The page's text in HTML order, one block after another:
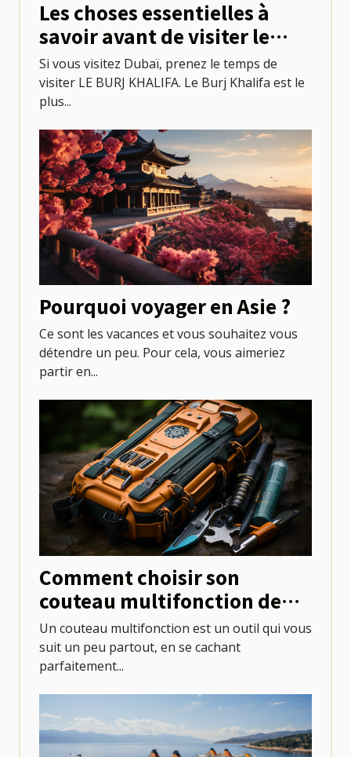
Les choses essentielles à
savoir avant de visiter le
Burj khalifa
Si vous visitez Dubaï, prenez le temps de
visiter LE BURJ KHALIFA. Le Burj Khalifa est le
plus...
Pourquoi voyager en Asie ?
Ce sont les vacances et vous souhaitez vous
détendre un peu. Pour cela, vous aimeriez
partir en...
Comment choisir son
couteau multifonction de
camping ?
Un couteau multifonction est un outil qui vous
suit un peu partout, en se cachant
parfaitement...